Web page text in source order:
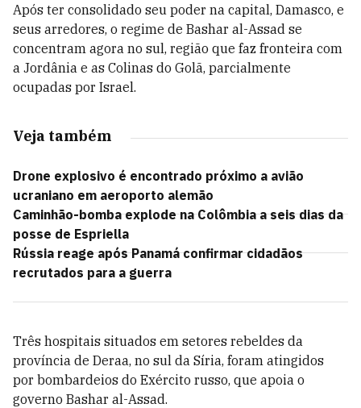
Após ter consolidado seu poder na capital, Damasco, e
seus arredores, o regime de Bashar al-Assad se
concentram agora no sul, região que faz fronteira com
a Jordânia e as Colinas do Golã, parcialmente
ocupadas por Israel.
Veja também
Drone explosivo é encontrado próximo a avião
ucraniano em aeroporto alemão
Caminhão-bomba explode na Colômbia a seis dias da
posse de Espriella
Rússia reage após Panamá confirmar cidadãos
recrutados para a guerra
Três hospitais situados em setores rebeldes da
província de Deraa, no sul da Síria, foram atingidos
por bombardeios do Exército russo, que apoia o
governo Bashar al-Assad.